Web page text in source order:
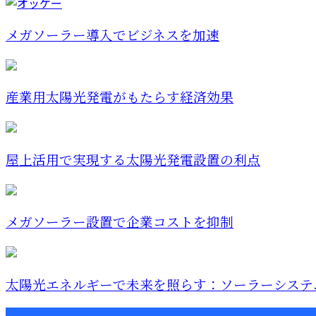
メガソーラー導入でビジネスを加速
産業用太陽光発電がもたらす経済効果
屋上活用で実現する太陽光発電設置の利点
メガソーラー設置で企業コストを抑制
太陽光エネルギーで未来を照らす：ソーラーシステ